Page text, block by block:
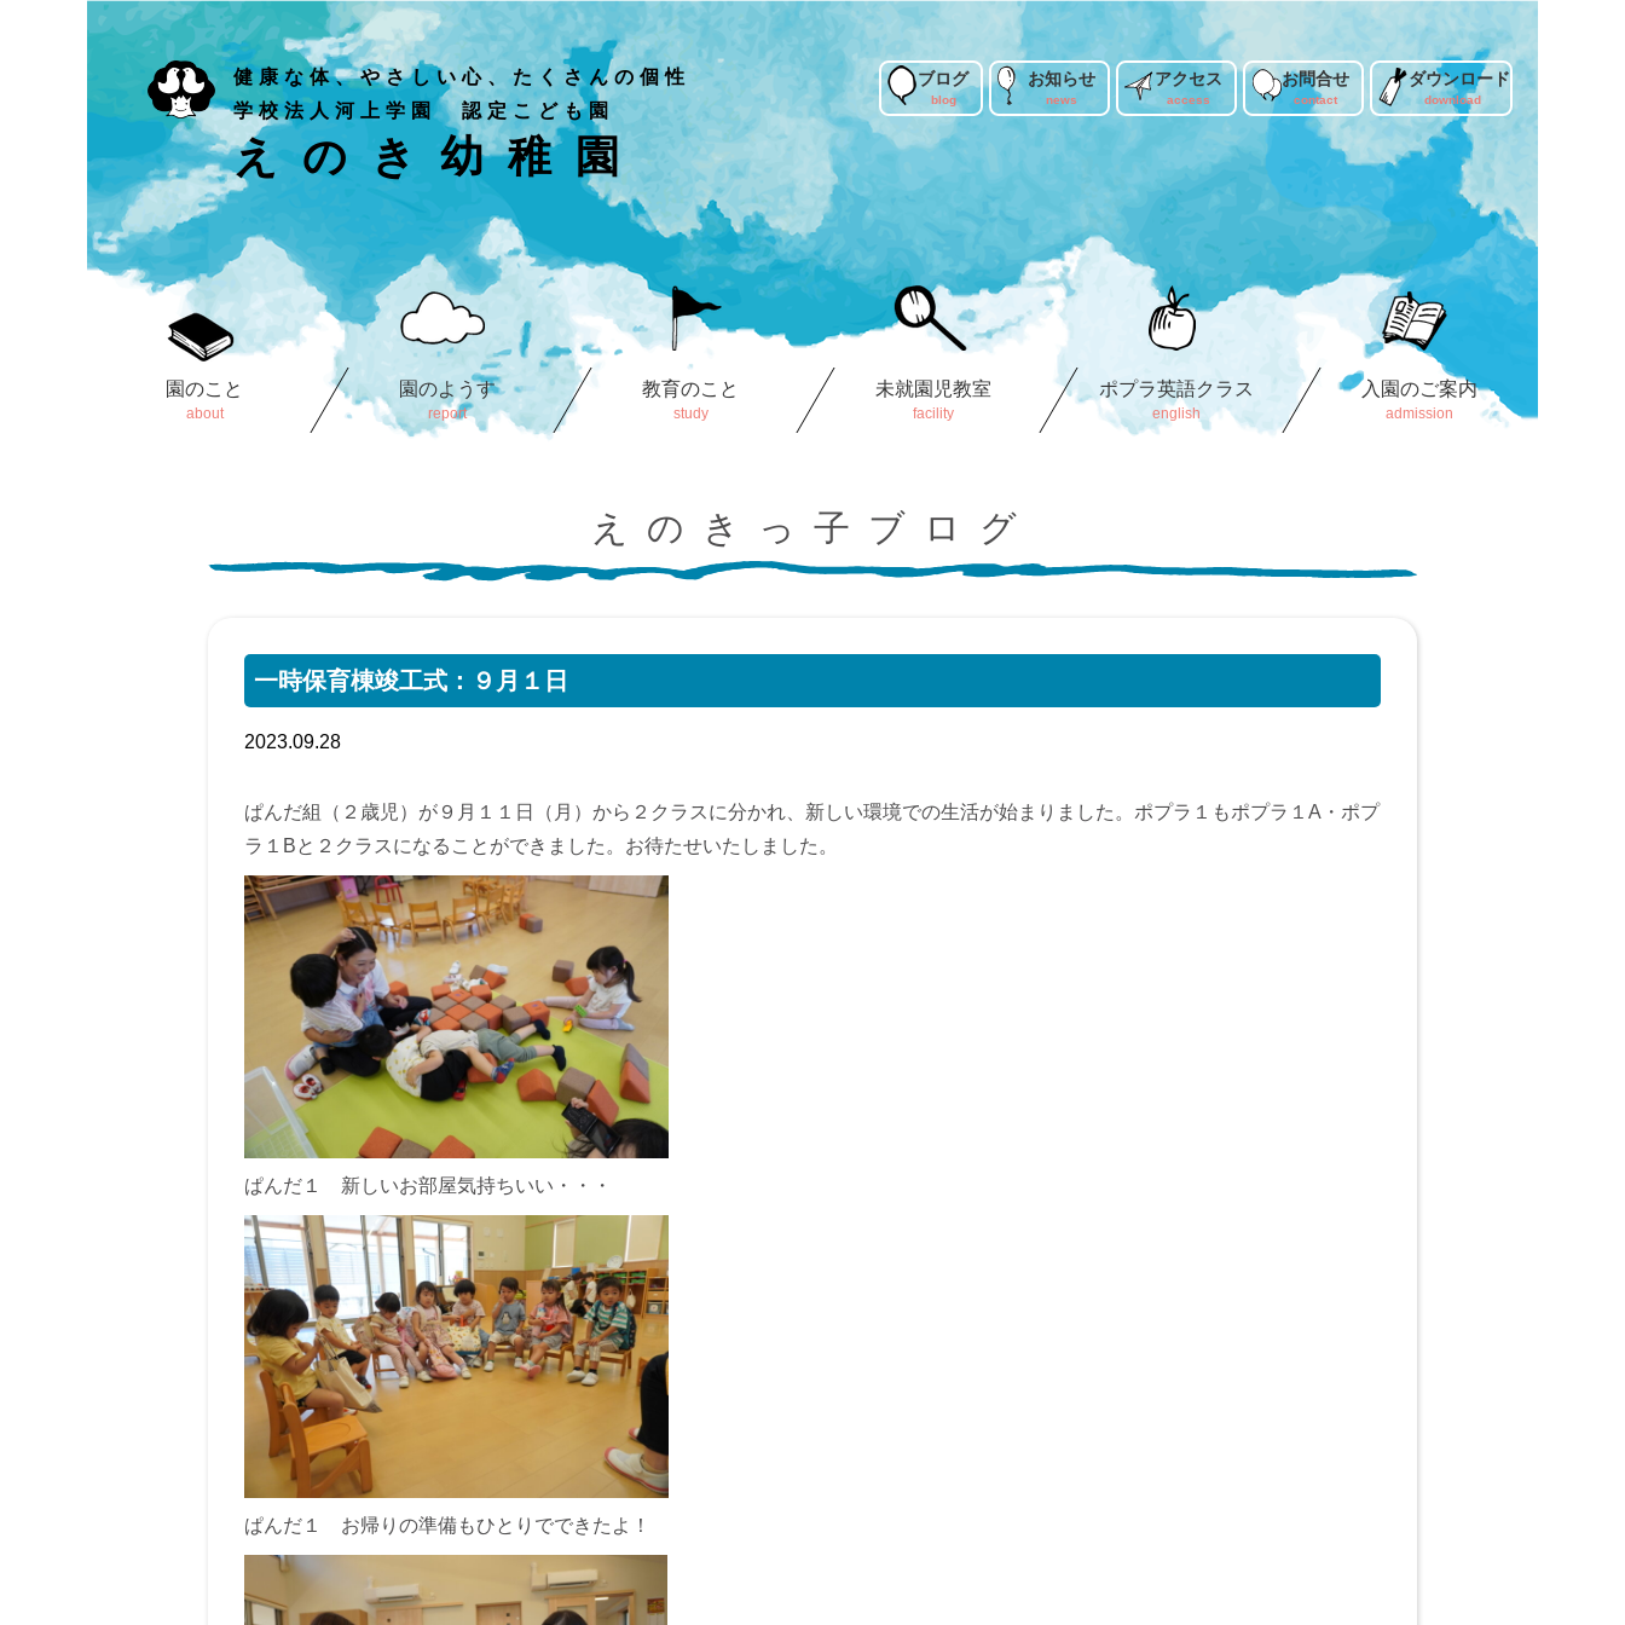
健康な体、やさしい心、たくさんの個性
学校法人河上学園 認定こども園
えのき幼稚園
ブログ お知らせ アクセス お問合せ ダウンロード
園のこと 園のようす 教育のこと 未就園児教室 ポプラ英語クラス 入園のご案内
えのきっ子ブログ
一時保育棟竣工式：９月１日
2023.09.28
ぱんだ組（２歳児）が９月１１日（月）から２クラスに分かれ、新しい環境での生活が始まりました。ポプラ１もポプラ１A・ポプ
ラ１Bと２クラスになることができました。お待たせいたしました。
ぱんだ１ 新しいお部屋気持ちいい・・・
ぱんだ１ お帰りの準備もひとりでできたよ！